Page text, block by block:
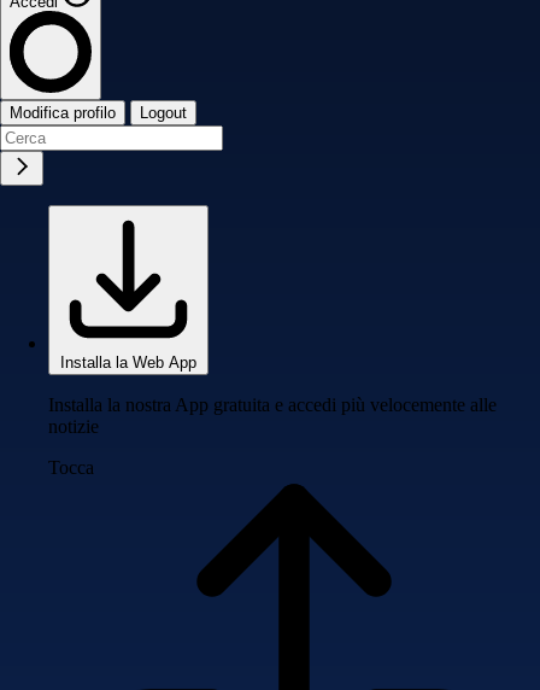
Modifica profilo Logout
Installa la Web App
Installa la nostra App gratuita e accedi più velocemente alle
notizie
Tocca